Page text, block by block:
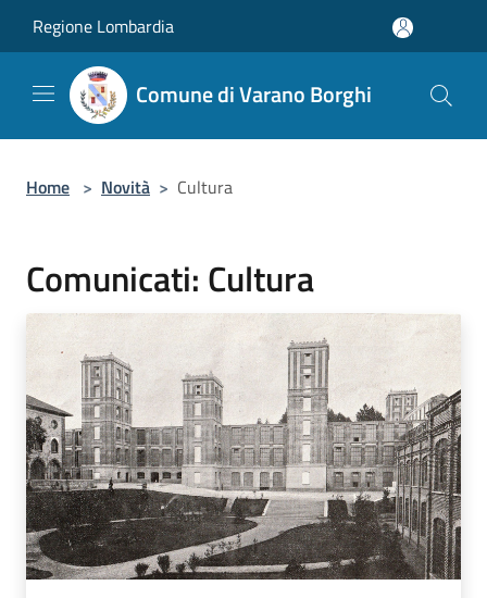
Regione Lombardia
Comune di Varano Borghi
Home > Novità > Cultura
Comunicati: Cultura